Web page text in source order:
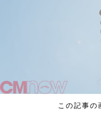
この記事の